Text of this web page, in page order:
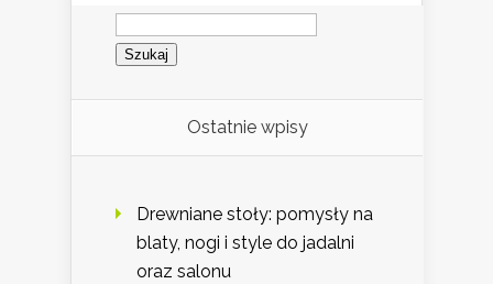
Szukaj:
Ostatnie wpisy
Drewniane stoły: pomysły na
blaty, nogi i style do jadalni
oraz salonu